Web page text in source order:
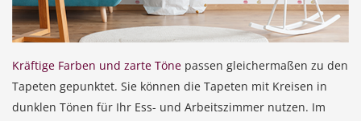
Kräftige Farben und zarte Töne passen gleichermaßen zu den
Tapeten gepunktet. Sie können die Tapeten mit Kreisen in
dunklen Tönen für Ihr Ess- und Arbeitszimmer nutzen. Im